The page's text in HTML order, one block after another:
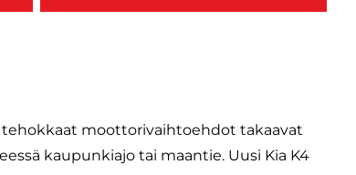
tehokkaat moottorivaihtoehdot takaavat
kaupunkiajo tai maantie. Uusi Kia K4